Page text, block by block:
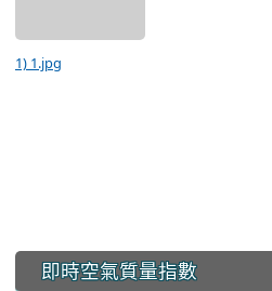
1) 1.jpg
::: 即時空氣質量指數